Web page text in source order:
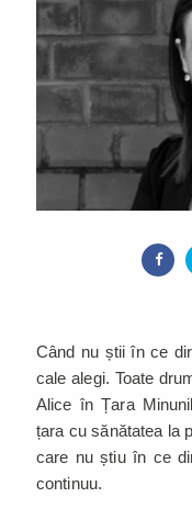
Când nu știi în ce
cale alegi. Toate
Alice în Țara
țara cu sănătatea la
care nu știu în ce
continuu.